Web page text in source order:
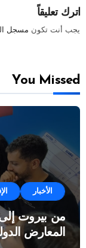
اترك تعليقاً
يجب أنت تكون مسجل
You Missed
الأخبار
المعارض